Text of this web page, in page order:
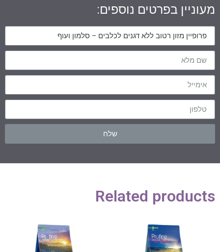
מעוניין בפרטים נוספים:
שלח
Related products